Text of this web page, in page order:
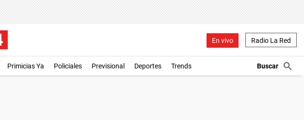
En vivo Radio La Red
Primicias Ya Policiales Previsional Deportes Trends